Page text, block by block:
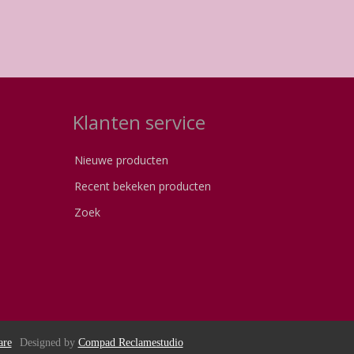
Klanten service
Nieuwe producten
Recent bekeken producten
Zoek
Designed by Compad Reclamestudio